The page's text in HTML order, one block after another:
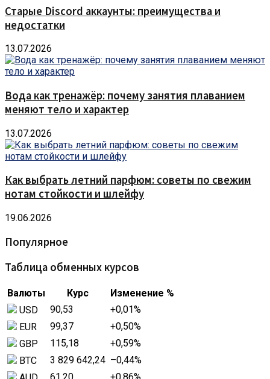
Старые Discord аккаунты: преимущества и
недостатки
13.07.2026
Вода как тренажёр: почему занятия плаванием
меняют тело и характер
13.07.2026
Как выбрать летний парфюм: советы по свежим
нотам стойкости и шлейфу
19.06.2026
Популярное
Таблица обменных курсов
Валюты Курс
Изменение %
USD
90,53 +0,01%
EUR
99,37 +0,50%
GBP
115,18 +0,59%
BTC
3 829 642,24 –0,44%